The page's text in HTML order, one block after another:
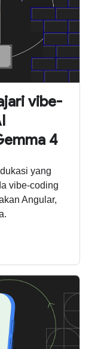
vibe-
4
yang
vibe-coding
Angular,